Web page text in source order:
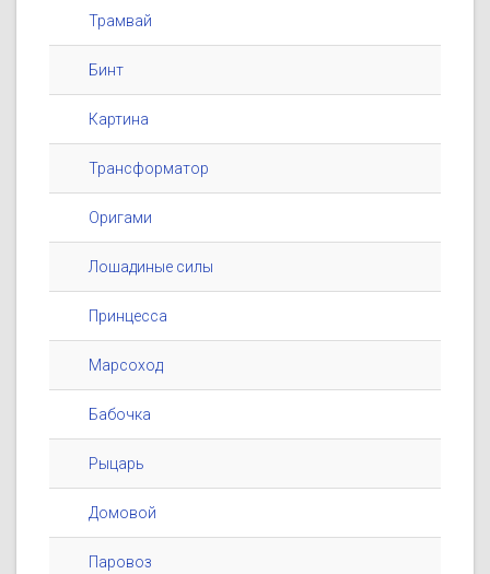
Трамвай
Бинт
Картина
Трансформатор
Оригами
Лошадиные силы
Принцесса
Марсоход
Бабочка
Рыцарь
Домовой
Паровоз